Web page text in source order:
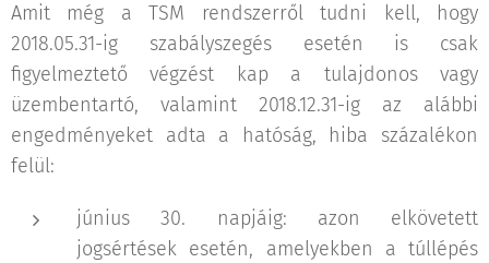
Amit még a TSM rendszerről tudni kell, hogy
2018.05.31-ig szabályszegés esetén is csak
figyelmeztető végzést kap a tulajdonos vagy
üzembentartó, valamint 2018.12.31-ig az alábbi
engedményeket adta a hatóság, hiba százalékon
felül:
június 30. napjáig: azon elkövetett
jogsértések esetén, amelyekben a túllépés